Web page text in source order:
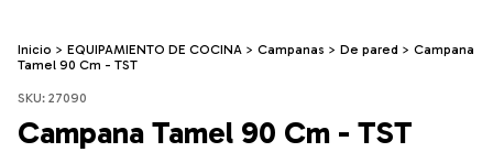
Inicio > EQUIPAMIENTO DE COCINA > Campanas > De pared > Campana
Tamel 90 Cm - TST
SKU: 27090
Campana Tamel 90 Cm - TST